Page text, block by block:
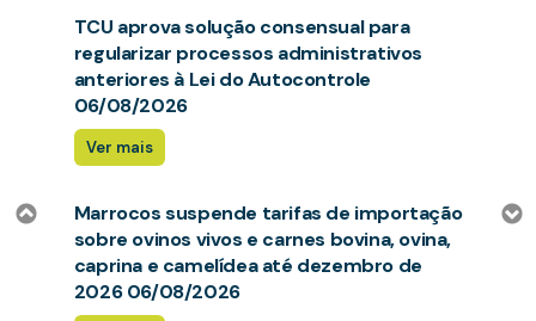
TCU aprova solução consensual para
regularizar processos administrativos
anteriores à Lei do Autocontrole
06/08/2026
Ver mais
Marrocos suspende tarifas de importação
sobre ovinos vivos e carnes bovina, ovina,
caprina e camelídea até dezembro de
2026 06/08/2026